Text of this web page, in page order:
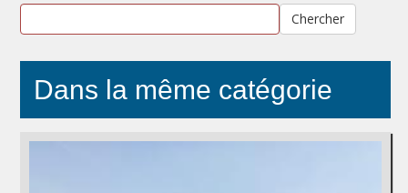
Chercher
Dans la même catégorie